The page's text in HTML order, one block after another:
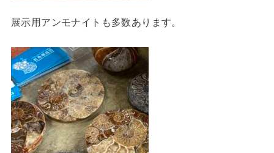
展示用アンモナイトも多数あります。